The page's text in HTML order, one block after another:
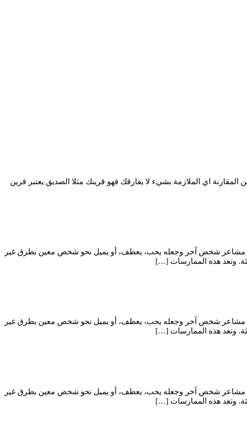
اي الملازمة بشيء لا يفارقك فهو قرينك مثلا الصديق يعتبر قرين
مشاعر شخص آخر وجعله يحب، يعطف، أو يميل نحو شخص معين بطرق غير
وتعد هذه الممارسات […]
مشاعر شخص آخر وجعله يحب، يعطف، أو يميل نحو شخص معين بطرق غير
وتعد هذه الممارسات […]
مشاعر شخص آخر وجعله يحب، يعطف، أو يميل نحو شخص معين بطرق غير
وتعد هذه الممارسات […]